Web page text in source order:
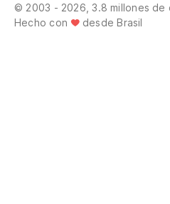
© 2003 - 2026, 3.8 millones de
Hecho con
desde Brasil